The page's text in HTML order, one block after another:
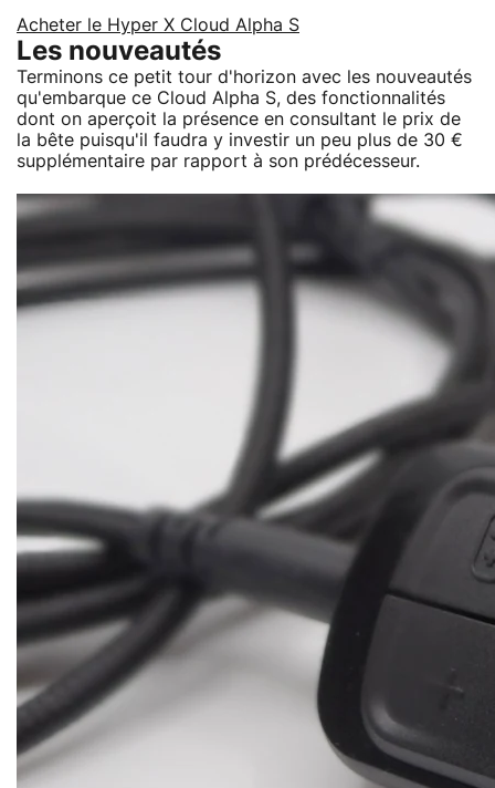
Acheter le Hyper X Cloud Alpha S
Les nouveautés
Terminons ce petit tour d'horizon avec les nouveautés
qu'embarque ce Cloud Alpha S, des fonctionnalités
dont on aperçoit la présence en consultant le prix de
la bête puisqu'il faudra y investir un peu plus de 30 €
supplémentaire par rapport à son prédécesseur.